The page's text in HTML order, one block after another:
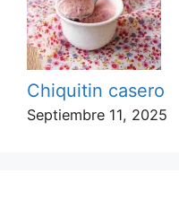
Chiquitin casero
Septiembre 11, 2025